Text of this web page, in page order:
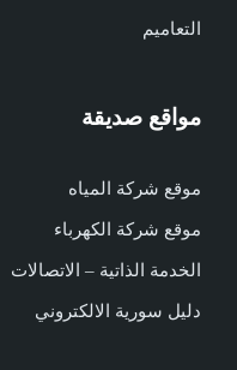
التعاميم
مواقع صديقة
موقع شركة المياه
موقع شركة الكهرباء
الخدمة الذاتية – الاتصالات
دليل سورية الالكتروني